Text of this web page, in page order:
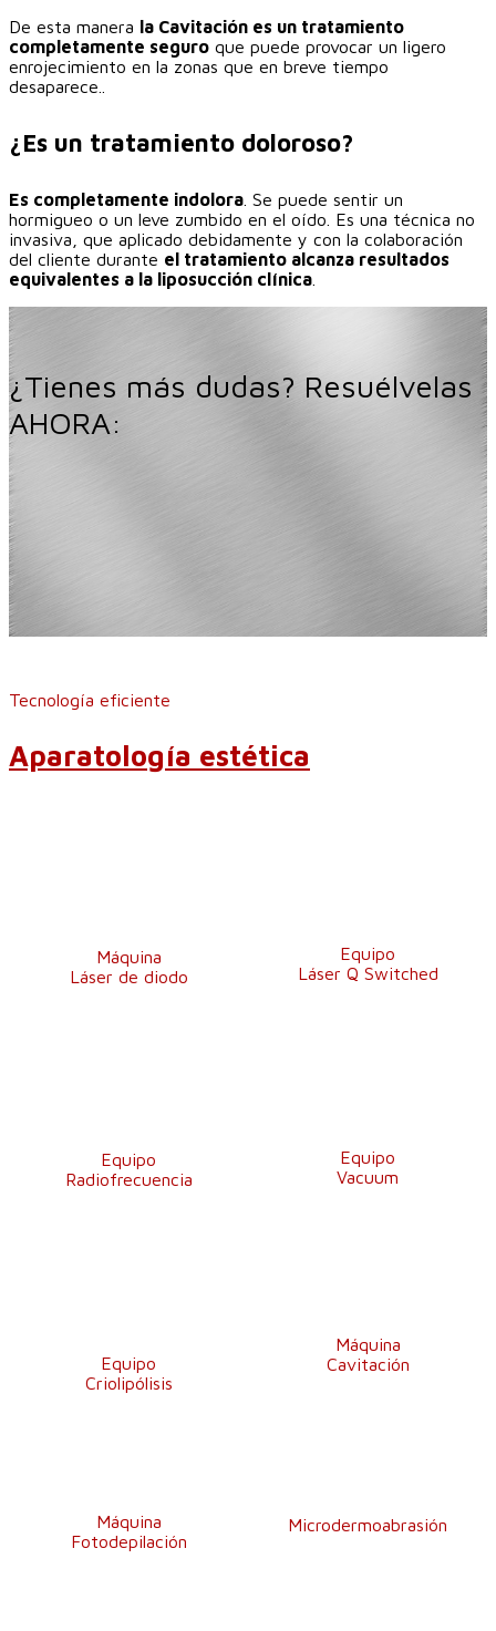
De esta manera la Cavitación es un tratamiento
completamente seguro que puede provocar un ligero
enrojecimiento en la zonas que en breve tiempo
desaparece..
¿Es un tratamiento doloroso?
Es completamente indolora . Se puede sentir un
hormigueo o un leve zumbido en el oído. Es una técnica no
invasiva, que aplicado debidamente y con la colaboración
del cliente durante el tratamiento alcanza resultados
equivalentes a la liposucción clínica
¿Tienes más dudas? Resuélvelas
AHORA:
Tecnología eficiente
Aparatología estética
Máquina
Láser de diodo
Equipo
Radiofrecuencia
Equipo
Criolipólisis
Máquina
Fotodepilación
Equipo
Láser Q Switched
Equipo
Vacuum
Máquina
Cavitación
Microdermoabrasión